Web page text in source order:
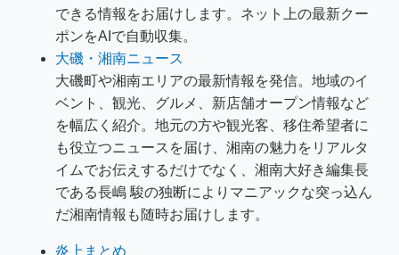
できる情報をお届けします。ネット上の最新クー
ポンをAIで自動収集。
大磯・湘南ニュース
大磯町や湘南エリアの最新情報を発信。地域のイ
ベント、観光、グルメ、新店舗オープン情報など
を幅広く紹介。地元の方や観光客、移住希望者に
も役立つニュースを届け、湘南の魅力をリアルタ
イムでお伝えするだけでなく、湘南大好き編集長
である長嶋 駿の独断によりマニアックな突っ込ん
だ湘南情報も随時お届けします。
炎上まとめ